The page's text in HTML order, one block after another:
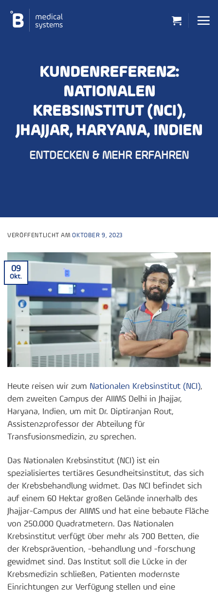
Inhalt
springen
KUNDENREFERENZ:
NATIONALEN
KREBSINSTITUT (NCI),
JHAJJAR, HARYANA, INDIEN
ENTDECKEN & MEHR ERFAHREN
VERÖFFENTLICHT AMOKTOBER 9, 2023
09
Okt.
Heute reisen wir zum Nationalen Krebsinstitut (NCI),
dem zweiten Campus der AIIMS Delhi in Jhajjar,
Haryana, Indien, um mit Dr. Diptiranjan Rout,
Assistenzprofessor der Abteilung für
Transfusionsmedizin, zu sprechen.
Das Nationalen Krebsinstitut (NCI) ist ein
spezialisiertes tertiäres Gesundheitsinstitut, das sich
der Krebsbehandlung widmet. Das NCI befindet sich
auf einem 60 Hektar großen Gelände innerhalb des
Jhajjar-Campus der AIIMS und hat eine bebaute Fläche
von 250.000 Quadratmetern. Das Nationalen
Krebsinstitut verfügt über mehr als 700 Betten, die
der Krebsprävention, -behandlung und -forschung
gewidmet sind. Das Institut soll die Lücke in der
Krebsmedizin schließen, Patienten modernste
Einrichtungen zur Verfügung stellen und eine